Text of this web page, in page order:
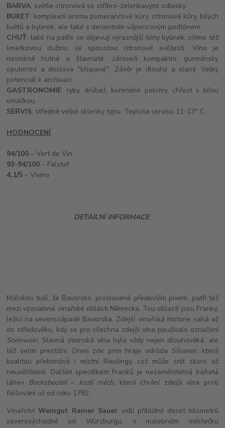
BARVA: světle citronová se stříbro-zelenkavými odlesky.
BUKET: komplexní aroma pomerančové kůry, citronové kůry, bílých
květů a bylinek, ale také s decentním vápencovým podtónem.
CHUŤ: také na patře se objevují výraznější tóny bylinek, cítíme též
limetkovou dužinu se spoustou citronové svěžesti. Víno je
nesmírně hutné a šťavnaté, zároveň kompaktní, gurmánsky
opulentní a doslova "křupavé". Závěr je dlouhý a slaný. Velký
potenciál k archivaci.
GASTRONOMIE: ryby, drůbež, kořeněné pokrmy, chřest s bílou
omáčkou.
SERVIS: středně velké sklenky typu. Teplota servisu 11-13° C
HODNOCENÍ
94/100– Vert de Vin
93-94/100 – Falstaf
4,1/5 – Vivino
DETAILNÍ INFORMACE
Málokdo tuší, že Bavorsko, proslavené především pivem, patří též
mezi významné vinařské oblasti Německa. Tou oblastí jsou Franky,
ležící na severozápadě Bavorska. Zdejší vinařská historie sahá až
do středověku, kdy se pro všechna zdejší vína používalo označení
Steinwein. Slavná steinská vína byla vždy nejen dlouhověká, ale
též velmi prestižní. Dnes zde prim hraje odrůda Silvaner, která
kvalitou překonává i místní Rieslingy, což může znít skoro až
neuvěřitelně. Dalším specifikem Franků je nezaměnitelná baňatá
láhev Bocksbeutel– kozlí měch, která chrání zdejší vína proti
falšování už od roku 1782.
VinařstvíWeingut Rainer Sauer sídlí přibližně deset kilometrů
severovýchodně od Würzburgu, v malebném městečku